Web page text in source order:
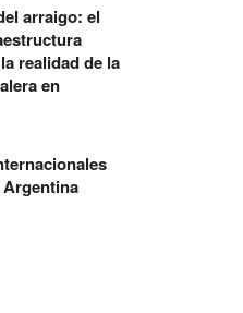
arraigo: el
realidad de la
en